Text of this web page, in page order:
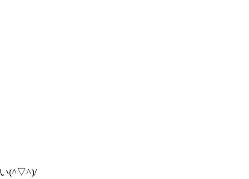
い(^▽^)/